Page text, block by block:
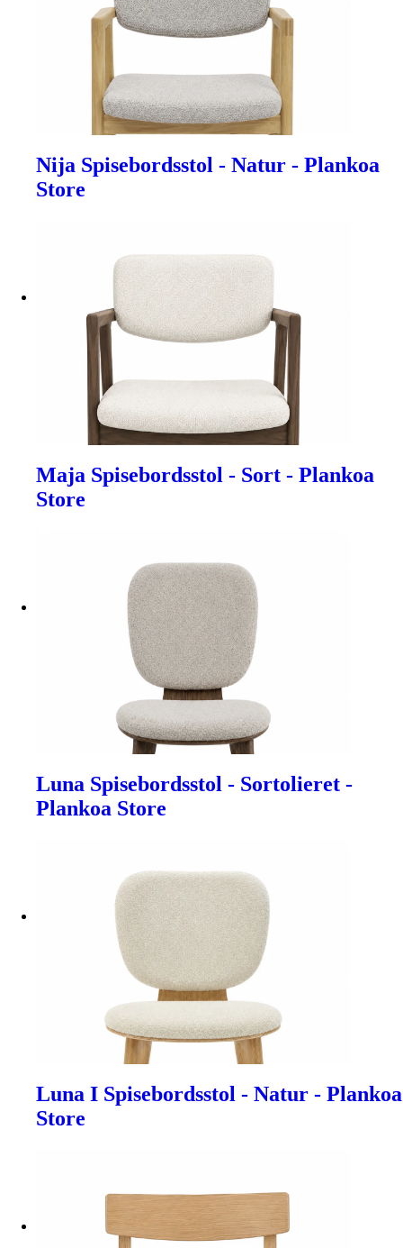
Nija Spisebordsstol - Natur - Plankoa
Store
Maja Spisebordsstol - Sort - Plankoa
Store
Luna Spisebordsstol - Sortolieret -
Plankoa Store
Luna I Spisebordsstol - Natur - Plankoa
Store